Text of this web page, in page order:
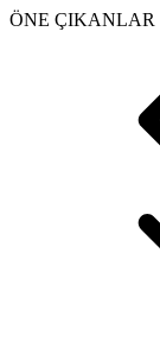
ÖNE ÇIKANLAR